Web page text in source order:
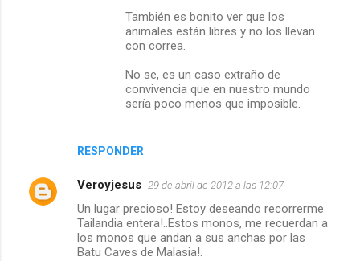
RESPONDER
También es bonito ver que los
animales están libres y no los llevan
con correa.
No se, es un caso extraño de
convivencia que en nuestro mundo
sería poco menos que imposible.
Veroyjesus 29 de abril de 2012 a las 12:07
Un lugar precioso! Estoy deseando recorrerme
Tailandia entera!..Estos monos, me recuerdan a
los monos que andan a sus anchas por las
Batu Caves de Malasia!.